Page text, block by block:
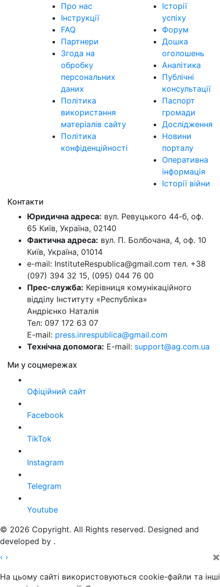
Про нас
Інструкції
FAQ
Партнери
Згода на
обробку
персональних
даних
Політика
використання
матеріалів сайту
Політика
конфіденційності
Історії
успіху
Форум
Дошка
оголошень
Аналітика
Публічні
консультації
Паспорт
громади
Дослідження
Новини
порталу
Оперативна
інформація
Історії війни
Контакти
Юридична адреса: вул. Ревуцького 44-б, оф.
65 Київ, Україна, 02140
Фактична адреса: вул. П. Болбочана, 4, оф. 10
Київ, Україна, 01014
e-mail: InstituteRespublica@gmail.com тел. +38
(097) 394 32 15, (095) 044 76 00
Прес-служба: Керівниця комунікаційного
відділу Інституту «Республіка»
Андрієнко Наталія
Тел: 097 172 63 07
E-mail: press.inrespublica@gmail.com
Технічна допомога: E-mail: support@ag.com.ua
Ми у соцмережах
Офіційний сайт
Facebook
TikTok
Instagram
Telegram
Youtube
© 2026 Copyright. All Rights reserved. Designed and
developed by .
‹ › ×
На цьому сайті використовуються cookie-файли та інші